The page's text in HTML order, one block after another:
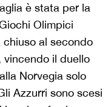
è stata per la
Olimpici
chiuso al secondo
vincendo il duello
Norvegia solo
Azzurri sono scesi